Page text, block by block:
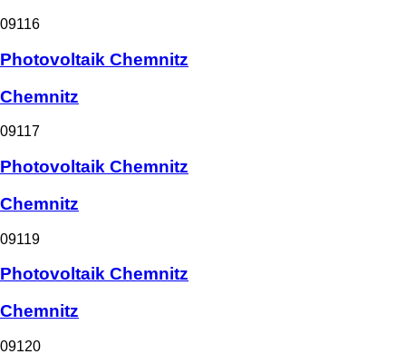
09116
Photovoltaik Chemnitz
Chemnitz
09117
Photovoltaik Chemnitz
Chemnitz
09119
Photovoltaik Chemnitz
Chemnitz
09120